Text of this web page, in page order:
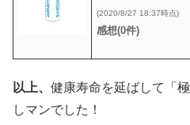
(2020/8/27 18:37時点)
感想(0件)
以上、 健康寿命を延ばして「
しマンでした！